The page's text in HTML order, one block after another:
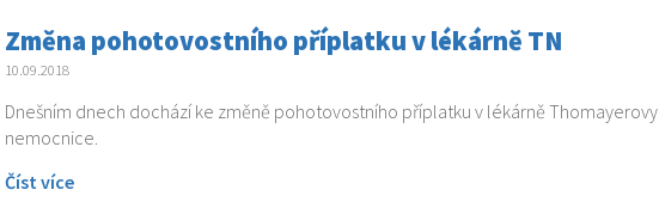
Změna pohotovostního příplatku v lékárně TN
10.09.2018
Dnešním dnech dochází ke změně pohotovostního příplatku v lékárně Thomayerovy
nemocnice.
Číst více